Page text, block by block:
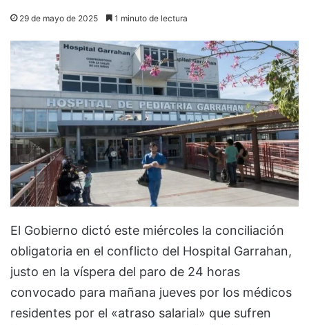
29 de mayo de 2025 1 minuto de lectura
El Gobierno dictó este miércoles la conciliación
obligatoria en el conflicto del Hospital Garrahan,
justo en la víspera del paro de 24 horas
convocado para mañana jueves por los médicos
residentes por el «atraso salarial» que sufren